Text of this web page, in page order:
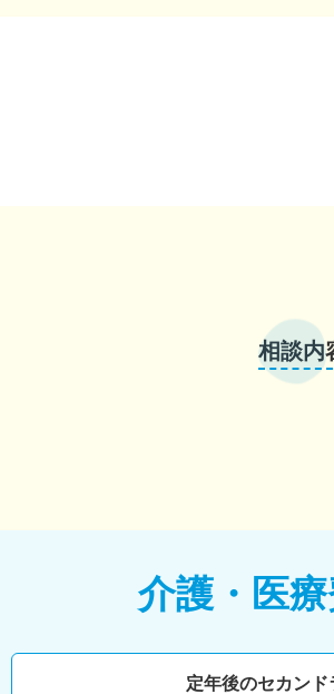
相談内
介護・医
定年後のセカンド